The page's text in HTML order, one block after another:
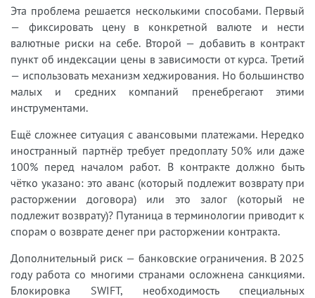
Эта проблема решается несколькими способами. Первый
— фиксировать цену в конкретной валюте и нести
валютные риски на себе. Второй — добавить в контракт
пункт об индексации цены в зависимости от курса. Третий
— использовать механизм хеджирования. Но большинство
малых и средних компаний пренебрегают этими
инструментами.
Ещё сложнее ситуация с авансовыми платежами. Нередко
иностранный партнёр требует предоплату 50% или даже
100% перед началом работ. В контракте должно быть
чётко указано: это аванс (который подлежит возврату при
расторжении договора) или это залог (который не
подлежит возврату)? Путаница в терминологии приводит к
спорам о возврате денег при расторжении контракта.
Дополнительный риск — банковские ограничения. В 2025
году работа со многими странами осложнена санкциями.
Блокировка SWIFT, необходимость специальных